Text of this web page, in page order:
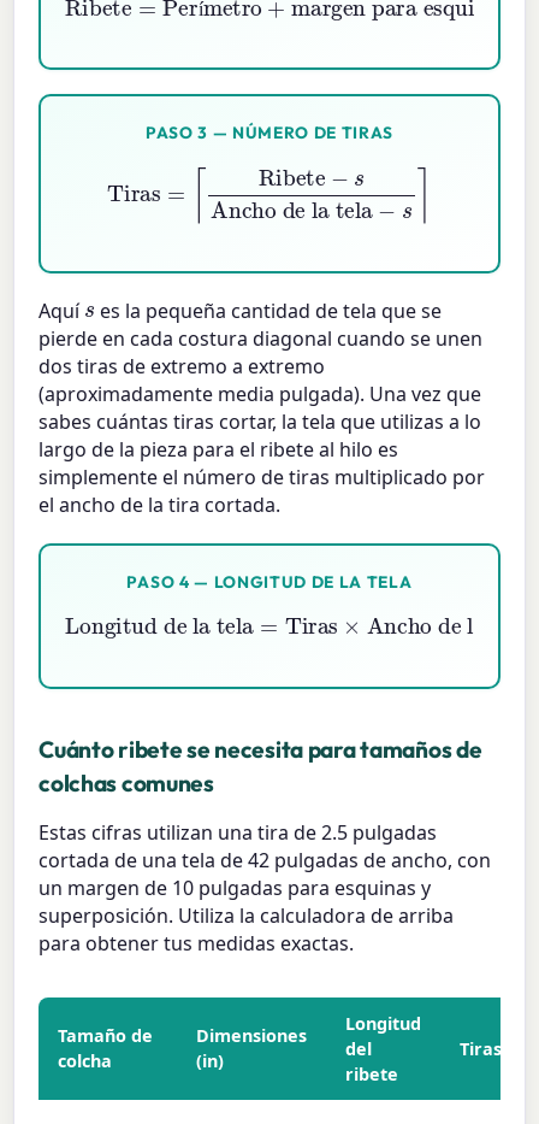
í
PASO 3 — NÚMERO DE TIRAS
Ribete Ancho de la tela−
Aquís es la pequeña cantidad de tela que se
pierde en cada costura diagonal cuando se unen
dos tiras de extremo a extremo
(aproximadamente media pulgada). Una vez que
sabes cuántas tiras cortar, la tela que utilizas a lo
largo de la pieza para el ribete al hilo es
simplemente el número de tiras multiplicado por
el ancho de la tira cortada.
PASO 4 — LONGITUD DE LA TELA
Longitud de la tela =Tiras×
Ancho de la tira
Cuánto ribete se necesita para tamaños de
colchas comunes
Estas cifras utilizan una tira de 2.5 pulgadas
cortada de una tela de 42 pulgadas de ancho, con
un margen de 10 pulgadas para esquinas y
superposición. Utiliza la calculadora de arriba
para obtener tus medidas exactas.
Tamaño de
colcha
Dimensiones
(in)
Longitud
del
ribete
Tiras